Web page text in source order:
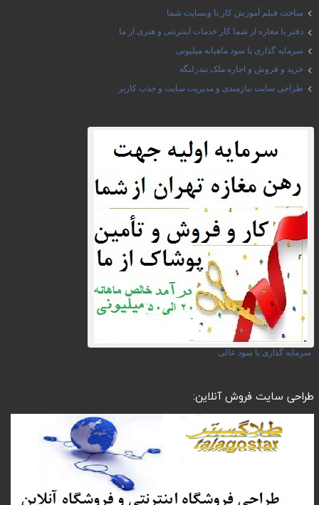
ساخت فیلم آموزش کار با وبسایت شما
دفتر یا مغازه از شما کار خدمات اینترنتی و هنری از ما
سرمایه گذاری با سود ماهیانه میلیونی
خرید و فروش و اجاره ملک بندرلنگه
طراحی سایت نیازمندی و مدیریت سایت و جذب کاربر
سرمایه گذاری با سود عالی
طراحی سایت فروش آنلاین: